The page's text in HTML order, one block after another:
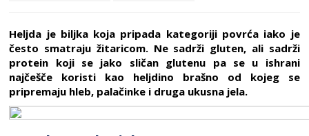
Heljda je biljka koja pripada kategoriji povrća iako je
često smatraju žitaricom. Ne sadrži gluten, ali sadrži
protein koji se jako sličan glutenu pa se u ishrani
najčešče koristi kao heljdino brašno od kojeg se
pripremaju hleb, palačinke i druga ukusna jela.